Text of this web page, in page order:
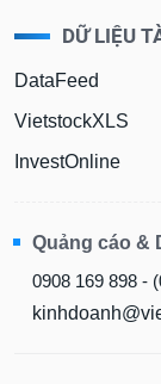
DỮ LIỆU
DataFeed
VietstockXLS
InvestOnline
Quảng cáo &
0908 169 898 -